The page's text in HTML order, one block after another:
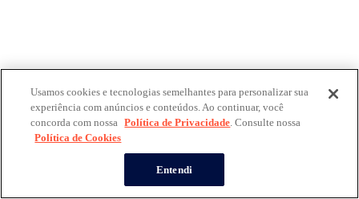
Usamos cookies e tecnologias semelhantes para personalizar sua
experiência com anúncios e conteúdos. Ao continuar, você
concorda com nossa Política de Privacidade. Consulte nossa
Política de Cookies
Entendi